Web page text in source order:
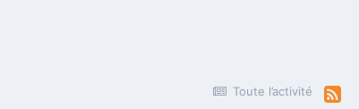
Toute l’activité